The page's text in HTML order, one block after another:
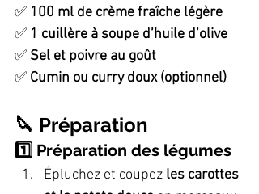
✅ 100 ml de crème fraîche légère
✅ 1 cuillère à soupe d’huile d’olive
✅ Sel et poivre au goût
✅ Cumin ou curry doux (optionnel)
🔪 Préparation
1️⃣ Préparation des légumes
Épluchez et coupez les carottes